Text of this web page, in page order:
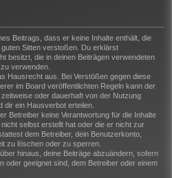
Beitrags, dass er keine Inhalte enthält, die
Sitten verstoßen. Du erklärst
besitzt, die in deinen Beiträgen verwendeten
verwenden.
Hausrecht aus. Bei Verstößen gegen diese
im Board veröffentlichten Regeln kann der
oder dauerhaft von der Nutzung
dir ein Hausverbot erteilen.
Betreiber keine Verantwortung für die Inhalte
selbst erstellt hat oder die er nicht zur
dem Betreiber, dein Benutzerkonto,
zu löschen oder zu sperren.
hinaus, deine Beiträge abzuändern, sofern
oder geeignet sind, dem Betreiber oder einem